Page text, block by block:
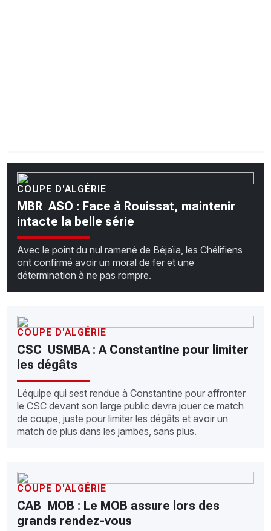
COUPE D'ALGÉRIE
MBR  ASO : Face à Rouissat, maintenir
intacte la belle série
Avec le point du nul ramené de Béjaïa, les Chélifiens
ont confirmé avoir un moral de fer et une
détermination à ne pas rompre.
COUPE D'ALGÉRIE
CSC  USMBA : A Constantine pour limiter
les dégâts
Léquipe qui sest rendue à Constantine pour affronter
le CSC devant son large public devra jouer ce match
de coupe, juste pour limiter les dégâts et avoir un
match de plus dans les jambes, sans plus.
COUPE D'ALGÉRIE
CAB  MOB : Le MOB assure lors des
grands rendez-vous